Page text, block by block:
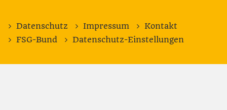
Datenschutz Impressum
Kontakt
FSG-Bund
Datenschutz-Einstellungen